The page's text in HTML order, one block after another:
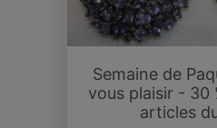
Semaine de
vous plaisir - 30
articles